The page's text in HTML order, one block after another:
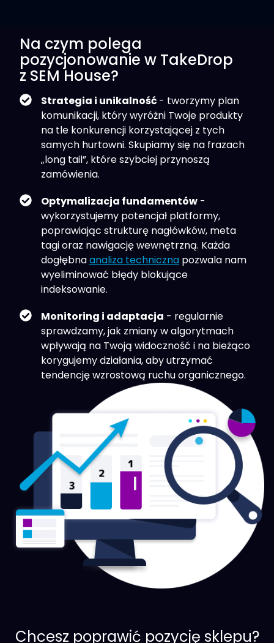
Na czym polega
pozycjonowanie w TakeDrop
z SEM House?
Strategia i unikalność - tworzymy plan
komunikacji, który wyróżni Twoje produkty
na tle konkurencji korzystającej z tych
samych hurtowni. Skupiamy się na frazach
„long tail”, które szybciej przynoszą
zamówienia.
Optymalizacja fundamentów -
wykorzystujemy potencjał platformy,
poprawiając strukturę nagłówków, meta
tagi oraz nawigację wewnętrzną. Każda
dogłębnaanaliza techniczna pozwala nam
wyeliminować błędy blokujące
indeksowanie.
Monitoring i adaptacja - regularnie
sprawdzamy, jak zmiany w algorytmach
wpływają na Twoją widoczność i na bieżąco
korygujemy działania, aby utrzymać
tendencję wzrostową ruchu organicznego.
Chcesz poprawić pozycję sklepu?